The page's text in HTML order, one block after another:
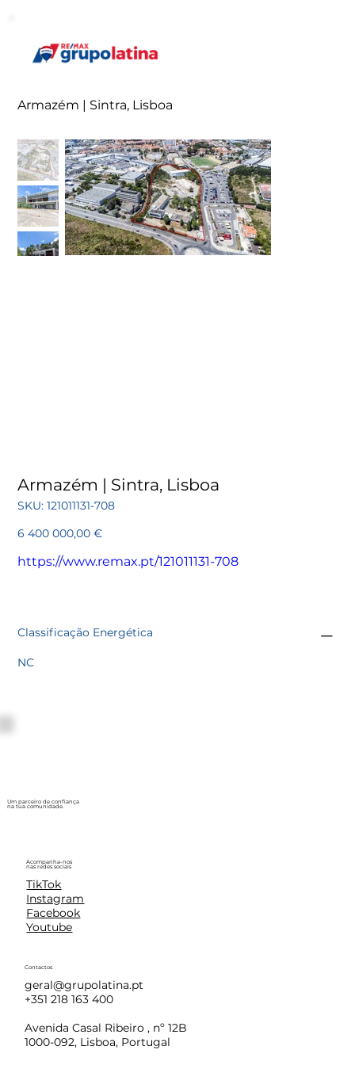
Armazém | Sintra, Lisboa
Armazém | Sintra, Lisboa
SKU: SKU
121011131-
121011131-708
Preço
6 400 000,00 €
https://www.remax.pt/121011131-708
Classificação Energética
NC
Um parceiro de confiança
na tua comunidade.
Acompanha-nos
nas redes sociais
TikTok
Instagram
Facebook
Youtube
Contactos
geral@grupolatina.pt
+351 218 163 400
Avenida Casal Ribeiro , nº 12B
1000-092, Lisboa, Portugal